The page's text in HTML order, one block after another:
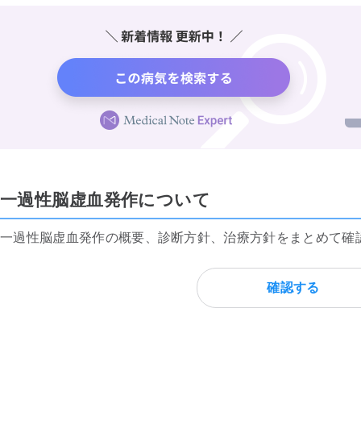
一過性脳虚血発作について
一過性脳虚血発作の概要、診断方針、治療方針をまとめて
確認する